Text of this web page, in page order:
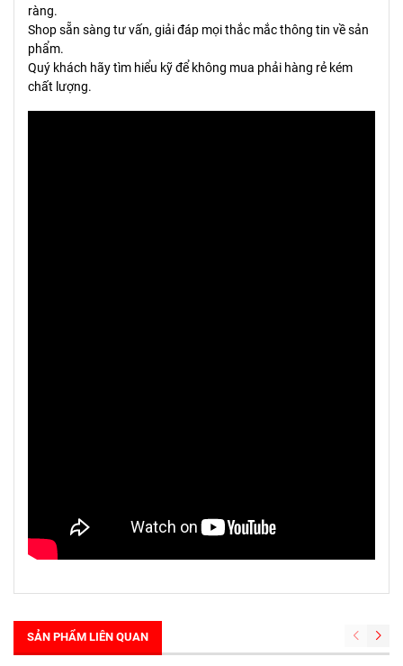
ràng.
Shop sẵn sàng tư vấn, giải đáp mọi thắc mắc thông tin về sản
phẩm.
Quý khách hãy tìm hiểu kỹ để không mua phải hàng rẻ kém
chất lượng.
SẢN PHẨM LIÊN QUAN